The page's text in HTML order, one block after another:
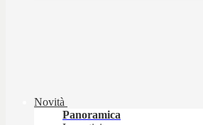
Novità
Panoramica